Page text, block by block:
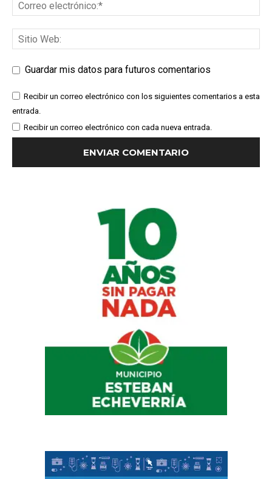
Guardar mis datos para futuros comentarios
Recibir un correo electrónico con los siguientes comentarios a esta
entrada.
Recibir un correo electrónico con cada nueva entrada.